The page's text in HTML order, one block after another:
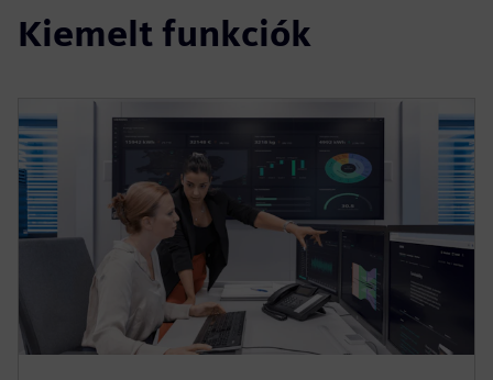
Kiemelt funkciók